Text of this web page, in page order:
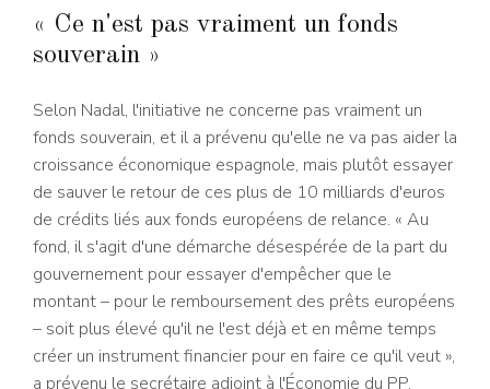
« Ce n'est pas vraiment un fonds
souverain »
Selon Nadal, l'initiative ne concerne pas vraiment un
fonds souverain, et il a prévenu qu'elle ne va pas aider la
croissance économique espagnole, mais plutôt essayer
de sauver le retour de ces plus de 10 milliards d'euros
de crédits liés aux fonds européens de relance. « Au
fond, il s'agit d'une démarche désespérée de la part du
gouvernement pour essayer d'empêcher que le
montant – pour le remboursement des prêts européens
– soit plus élevé qu'il ne l'est déjà et en même temps
créer un instrument financier pour en faire ce qu'il veut »,
a prévenu le secrétaire adjoint à l'Économie du PP.